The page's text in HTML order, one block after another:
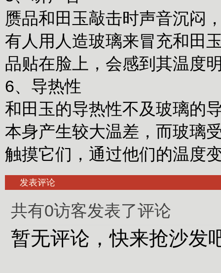
赝品和田玉敲击时声音沉闷
有人用人造玻璃来冒充和田
品贴在脸上，会感到其温度
6、导热性
和田玉的导热性不及玻璃的
本身产生较大温差，而玻璃
触摸它们，通过他们的温度
发表评论
共有0访客发表了评论
暂无评论，快来抢沙发